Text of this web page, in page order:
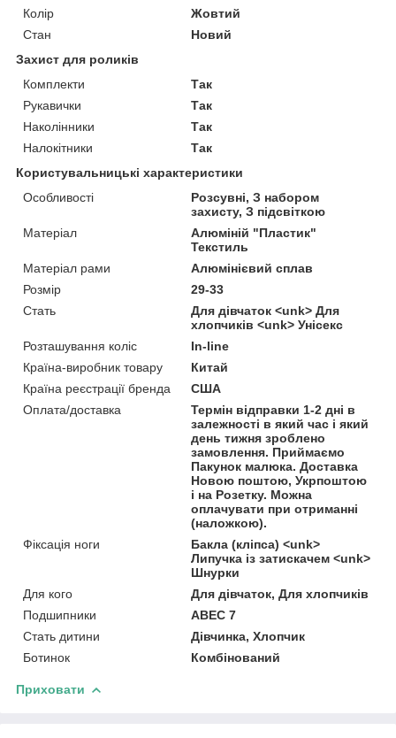
Колір
Жовтий
Стан
Новий
Захист для роликів
Комплекти
Так
Рукавички
Так
Наколінники
Так
Налокітники
Так
Користувальницькі характеристики
Особливості
Розсувні, З набором
захисту, З підсвіткою
Матеріал
Алюміній "Пластик"
Текстиль
Матеріал рами
Алюмінієвий сплав
Розмір
29-33
Стать
Для дівчаток <unk> Для
хлопчиків <unk> Унісекс
Розташування коліс
In-line
Країна-виробник товару
Китай
Країна реєстрації бренда
США
Оплата/доставка
Термін відправки 1-2 дні в
залежності в який час і який
день тижня зроблено
замовлення. Приймаємо
Пакунок малюка. Доставка
Новою поштою, Укрпоштою
і на Розетку. Можна
оплачувати при отриманні
(наложкою).
Фіксація ноги
Бакла (кліпса) <unk>
Липучка із затискачем <unk>
Шнурки
Для кого
Для дівчаток, Для хлопчиків
Подшипники
ABEC 7
Стать дитини
Дівчинка, Хлопчик
Ботинок
Комбінований
Приховати